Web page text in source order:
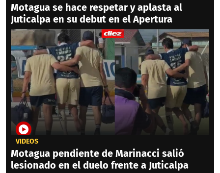
Motagua se hace respetar y aplasta al
Juticalpa en su debut en el Apertura
VIDEOS
Motagua pendiente de Marinacci salió
lesionado en el duelo frente a Juticalpa